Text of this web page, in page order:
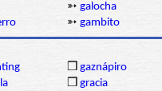
➳ galocha
➳ gambito
❒ gaznápiro
❒ gracia